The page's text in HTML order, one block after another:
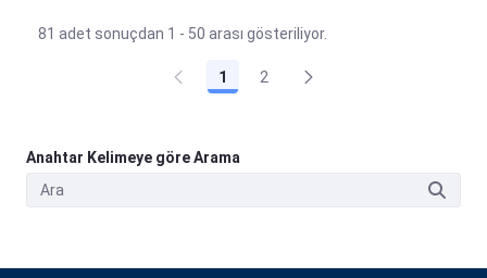
81 adet sonuçdan 1 - 50 arası gösteriliyor.
1 2
Anahtar Kelimeye göre Arama